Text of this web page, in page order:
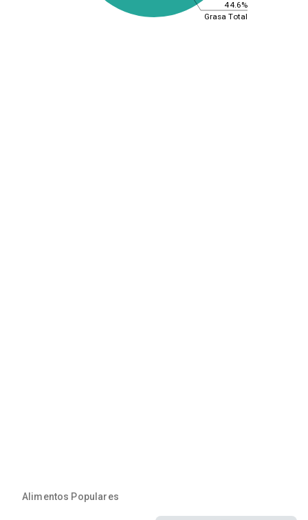
44.6%
Grasa Total
Alimentos Populares